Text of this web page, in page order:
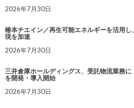
2026年7月30日
椿本チエイン／再生可能エネルギーを活用
現を加速
2026年7月30日
三井倉庫ホールディングス、受託物流業務に
を開発・導入開始
2026年7月30日